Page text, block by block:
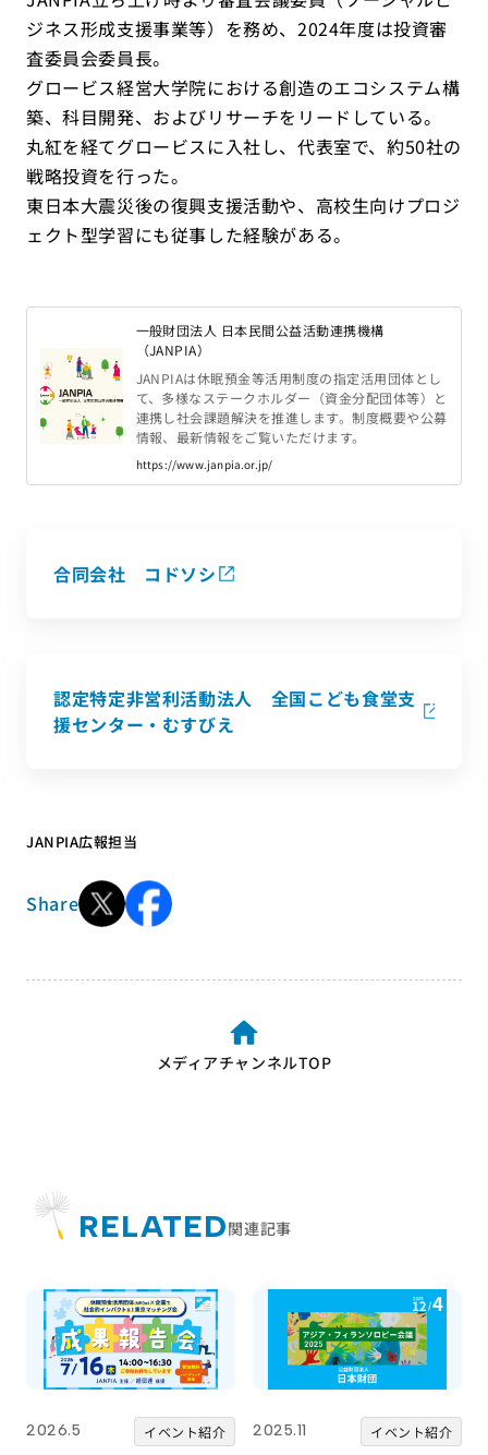
ジネス形成支援事業等）を務め、2024年度は投資審
査委員会委員長。
グロービス経営大学院における創造のエコシステム構
築、科目開発、およびリサーチをリードしている。
丸紅を経てグロービスに入社し、代表室で、約50社の
戦略投資を行った。
東日本大震災後の復興支援活動や、高校生向けプロジ
ェクト型学習にも従事した経験がある。
一般財団法人 日本民間公益活動連携機構
（JANPIA）
JANPIAは休眠預金等活用制度の指定活用団体とし
て、多様なステークホルダー（資金分配団体等）と
連携し社会課題解決を推進します。制度概要や公募
情報、最新情報をご覧いただけます。
https://www.janpia.or.jp/
合同会社 コドソシ
認定特定非営利活動法人 全国こども食堂支
援センター・むすびえ
JANPIA広報担当
Share
メディアチャンネルTOP
RELATED関連記事
2026.5 イベント紹介 2025.11 イベント紹介